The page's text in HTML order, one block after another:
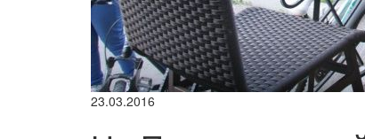
23.03.2016